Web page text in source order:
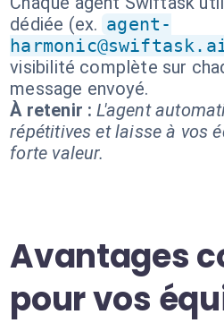
dédiée (ex. agent-
visibilité complète sur
message envoyé.
À retenir : L'agent
répétitives et laisse à vos
forte valeur.
Avantages
pour vos